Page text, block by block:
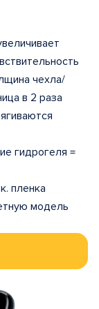
чехла/
в 2 раза
гидрогеля =
пленка
модель